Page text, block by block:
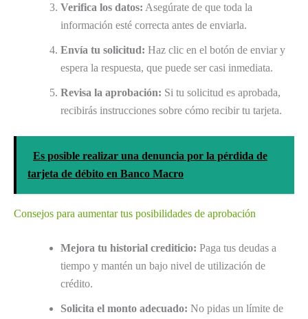
Verifica los datos: Asegúrate de que toda la
información esté correcta antes de enviarla.
Envía tu solicitud: Haz clic en el botón de enviar y
espera la respuesta, que puede ser casi inmediata.
Revisa la aprobación: Si tu solicitud es aprobada,
recibirás instrucciones sobre cómo recibir tu tarjeta.
Es posible realizar una denuncia por la pérdida de
tarjeta de débito en Banco Macro
Consejos para aumentar tus posibilidades de aprobación
Mejora tu historial crediticio: Paga tus deudas a
tiempo y mantén un bajo nivel de utilización de
crédito.
Solicita el monto adecuado: No pidas un límite de